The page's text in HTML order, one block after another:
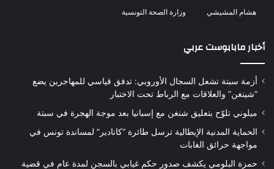
هشام المشيشي وزارة الصحة التونسية
أخبار مابابوست عربي
أزمة سبتة تشعل السجال الأوروبي: تدفق قياسي للمهاجرين يضع
“شينغن” والعلاقات مع الرباط تحت الاختبار
ميلوني تلوّح بتعليق شنغن مع إسبانيا بعد موجة الهجرة في سبتة
الحماية المدنية الإيطالية ترسل طائرة “كانادير” لمساندة تونس في
مواجهة حرائق الغابات
حمزة البلومي يكشف صدور حكم غيابي بالسجن لمدة عام في قضية